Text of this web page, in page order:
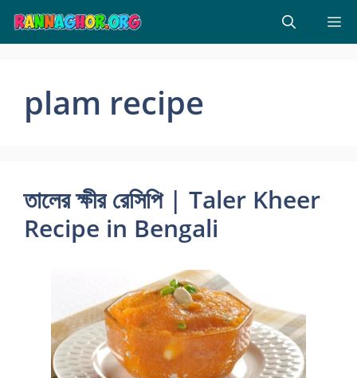
Skip
content
plam recipe
তালের ক্ষীর রেসিপি | Taler Kheer
Recipe in Bengali